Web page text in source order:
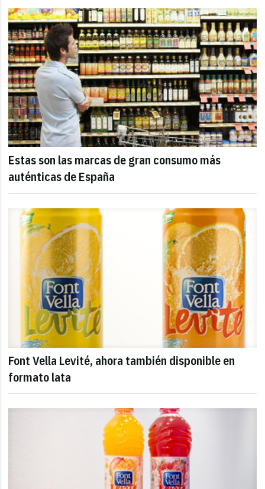
Estas son las marcas de gran consumo más
auténticas de España
Font Vella Levité, ahora también disponible en
formato lata